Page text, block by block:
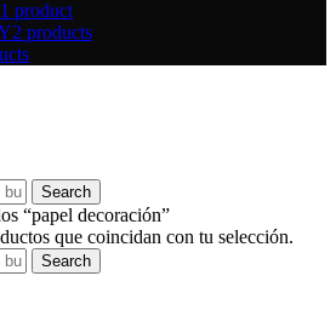
1 product
2 products
Search
“papel decoración”
que coincidan con tu selección.
Search